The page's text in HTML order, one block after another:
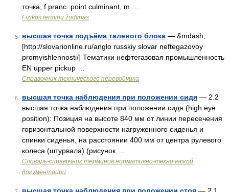
точка, f pranc. point culminant, m …
Fizikos terminų žodynas
5 высшая точка подъёма талевого блока — &mdash;
[http://slovarionline.ru/anglo russkiy slovar neftegazovoy
promyishlennosti/] Тематики нефтегазовая промышленность
EN upper pickup …
Справочник технического переводчика
6 высшая точка наблюдения при положении сидя — 2.2
высшая точка наблюдения при положении сидя (high eye
position): Позиция на высоте 840 мм от линии пересечения
горизонтальной поверхности нагруженного сиденья и
спинки сиденья, на расстоянии 400 мм от центра рулевого
колеса (штурвала) (рисунок …
Словарь-справочник терминов нормативно-технической
документации